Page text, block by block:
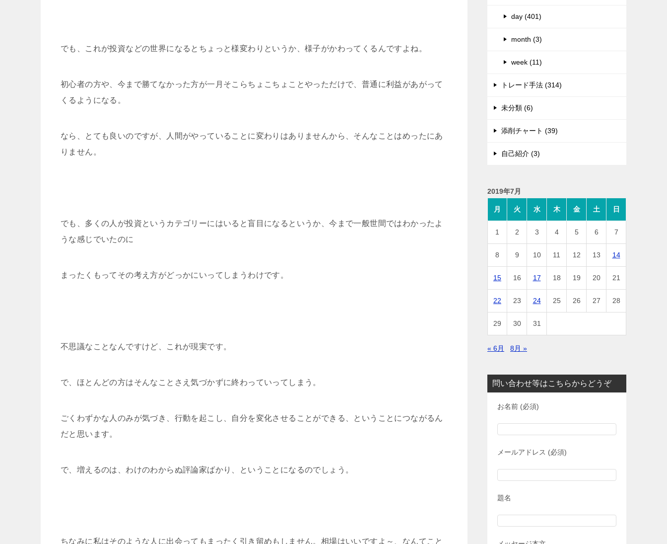
でも、これが投資などの世界になるとちょっと様変わりというか、様子がかわってくるんですよね。
初心者の方や、今まで勝てなかった方が一月そこらちょこちょことやっただけで、普通に利益があがって
くるようになる。
なら、とても良いのですが、人間がやっていることに変わりはありませんから、そんなことはめったにあ
りません。
でも、多くの人が投資というカテゴリーにはいると盲目になるというか、今まで一般世間ではわかったよ
うな感じでいたのに
まったくもってその考え方がどっかにいってしまうわけです。
不思議なことなんですけど、これが現実です。
で、ほとんどの方はそんなことさえ気づかずに終わっていってしまう。
ごくわずかな人のみが気づき、行動を起こし、自分を変化させることができる、ということにつながるん
だと思います。
で、増えるのは、わけのわからぬ評論家ばかり、ということになるのでしょう。
ちなみに私はそのような人に出会ってもまったく引き留めもしません。相場はいいですよ～、なんてこと
day (401)
month (3)
week (11)
トレード手法 (314)
未分類 (6)
添削チャート (39)
自己紹介 (3)
2019年7月
月 火 水 木 金 土 日
1 2 3 4 5 6 7
8 9 10 11 12 13 14
15 16 17 18 19 20 21
22 23 24 25 26 27 28
29 30 31
« 6月 8月 »
問い合わせ等はこちらからどうぞ
お名前 (必須)
メールアドレス (必須)
題名